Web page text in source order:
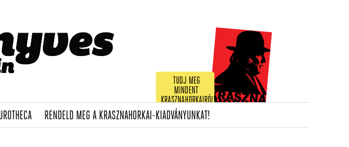
TUDJ MEG
MINDENT
KRASZNAHORKAIRÓL!
(CURRENT)
RENDELD MEG A KRASZNAHORKAI-KIADVÁNYUNKAT!(CURRENT)